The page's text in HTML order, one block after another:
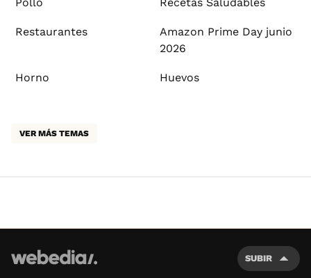
Pollo Recetas Saludables
Restaurantes
Amazon Prime Day junio
2026
Horno Huevos
VER MÁS TEMAS
SUBIR